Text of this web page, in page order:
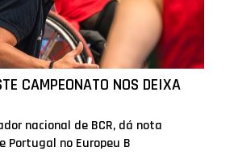
CAMPEONATO NOS DEIXA
nacional de BCR, dá nota
Portugal no Europeu B